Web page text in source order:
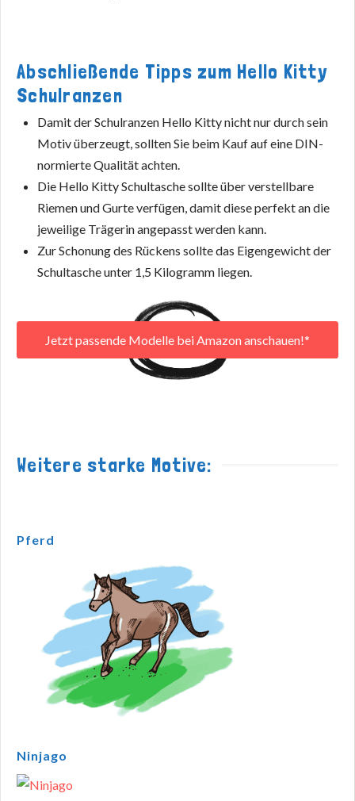
Abschließende Tipps zum Hello Kitty
Schulranzen
Damit der Schulranzen Hello Kitty nicht nur durch sein
Motiv überzeugt, sollten Sie beim Kauf auf eine DIN-
normierte Qualität achten.
Die Hello Kitty Schultasche sollte über verstellbare
Riemen und Gurte verfügen, damit diese perfekt an die
jeweilige Trägerin angepasst werden kann.
Zur Schonung des Rückens sollte das Eigengewicht der
Schultasche unter 1,5 Kilogramm liegen.
Jetzt passende Modelle bei Amazon anschauen!*
Weitere starke Motive:
Pferd
Ninjago